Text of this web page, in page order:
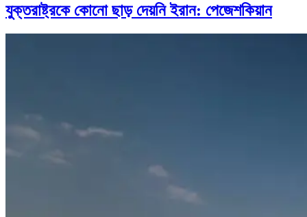
যুক্তরাষ্ট্রকে কোনো ছাড় দেয়নি ইরান: পেজেশকিয়ান